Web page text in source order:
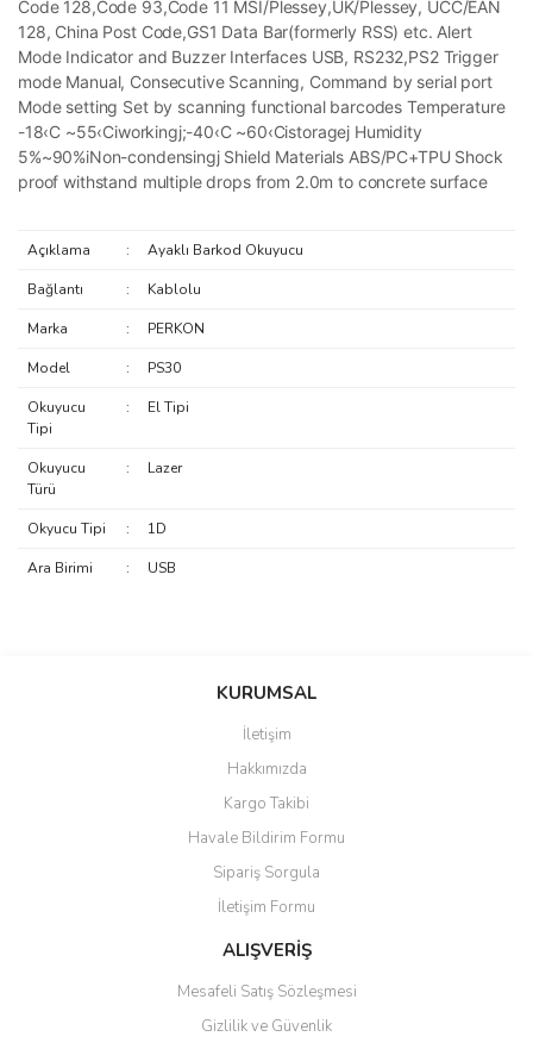
Code 128,Code 93,Code 11 MSI/Plessey,UK/Plessey, UCC/EAN
128, China Post Code,GS1 Data Bar(formerly RSS) etc. Alert
Mode Indicator and Buzzer Interfaces USB, RS232,PS2 Trigger
mode Manual, Consecutive Scanning, Command by serial port
Mode setting Set by scanning functional barcodes Temperature
-18‹C ~55‹Ciworkingj;-40‹C ~60‹Cistoragej Humidity
5%~90%iNon-condensingj Shield Materials ABS/PC+TPU Shock
proof withstand multiple drops from 2.0m to concrete surface
Açıklama : Ayaklı Barkod Okuyucu
Bağlantı : Kablolu
Marka : PERKON
Model : PS30
Okuyucu
Tipi
: El Tipi
Okuyucu
Türü
: Lazer
Okyucu Tipi : 1D
Ara Birimi : USB
Bu ürüne ilk yorumu siz yapın!
güzel paketlenmiş ama yanında
ile 24 izlenmektedir diye küçük
bir tabela olsa daha hoş
hızlı güvenli bir alışveriş oldu
Yalçın Kaya | 20/06/2026
KURUMSAL
İletişim
Hakkımızda
Kargo Takibi
Havale Bildirim Formu
Sipariş Sorgula
İletişim Formu
ALIŞVERİŞ
Mesafeli Satış Sözleşmesi
Gizlilik ve Güvenlik